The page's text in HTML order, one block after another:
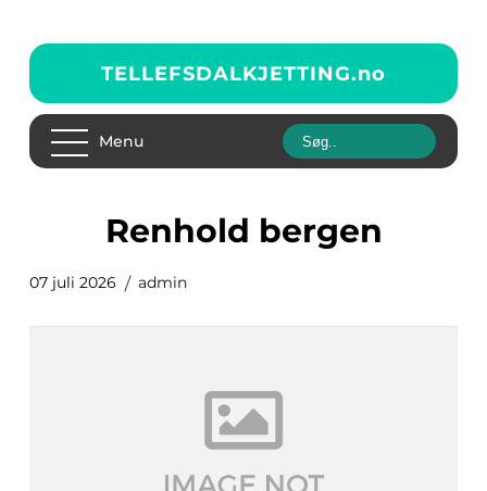
TELLEFSDALKJETTING.no
Menu
renhold bergen
07 juli 2026 admin